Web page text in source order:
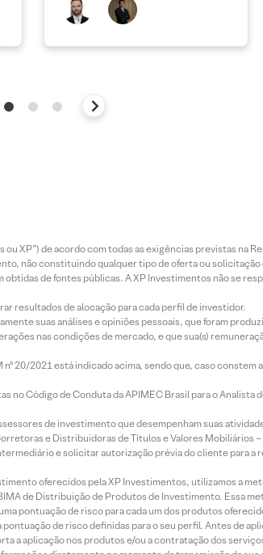
XP”) de acordo com todas as exigências previstas na
não constituindo qualquer tipo de oferta ou
de fontes públicas. A XP Investimentos não se
resultados de alocação para cada perfil de investidor.
suas análises e opiniões pessoais, que foram
nas condições de mercado, e que sua(s)
20/2021 está indicado acima, sendo que, caso constem
Código de Conduta da APIMEC Brasil para o Analista
de investimento que desempenham suas
e Distribuidoras de Títulos e Valores Mobiliários
e solicitar autorização prévia do cliente para a
oferecidos pela XP Investimentos, utilizamos a
de Distribuição de Produtos de Investimento. Essa
pontuação de risco para cada um dos produtos
de risco definidas para o seu perfil. Antes de
a aplicação nos produtos e/ou a contratação dos